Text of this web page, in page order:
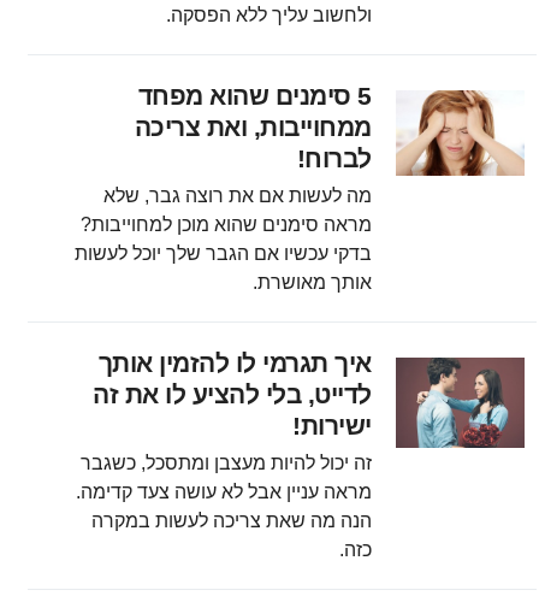
ולחשוב עליך ללא הפסקה.
5 סימנים שהוא מפחד
ממחוייבות, ואת צריכה
לברוח!
מה לעשות אם את רוצה גבר, שלא
מראה סימנים שהוא מוכן למחוייבות?
בדקי עכשיו אם הגבר שלך יוכל לעשות
אותך מאושרת.
איך תגרמי לו להזמין אותך
לדייט, בלי להציע לו את זה
ישירות!
זה יכול להיות מעצבן ומתסכל, כשגבר
מראה עניין אבל לא עושה צעד קדימה.
הנה מה שאת צריכה לעשות במקרה
כזה.